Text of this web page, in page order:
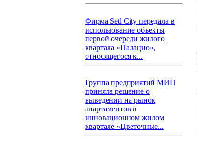
Фирма Setl City передала в
использование объекты
первой очереди жилого
квартала «Палацио»,
относящегося к...
Группа предприятий МИЦ
приняла решение о
выведении на рынок
апартаментов в
инновационном жилом
квартале «Цветочные...